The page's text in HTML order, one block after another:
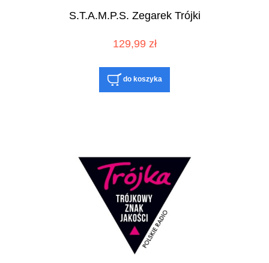
S.T.A.M.P.S. Zegarek Trójki
129,99 zł
do koszyka